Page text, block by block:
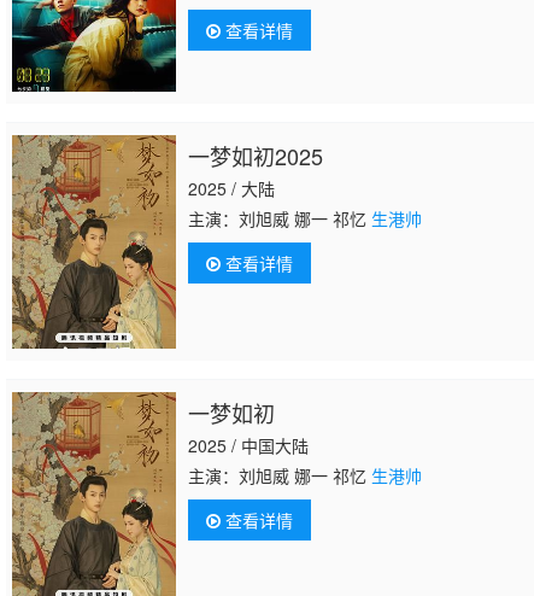
查看详情
一梦如初2025
2025 / 大陆
主演：刘旭威 娜一 祁忆 生港帅
查看详情
一梦如初
2025 / 中国大陆
主演：刘旭威 娜一 祁忆 生港帅
查看详情